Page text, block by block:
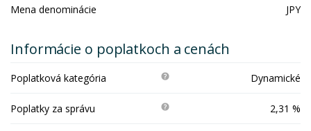
Mena denominácie JPY
Informácie o poplatkoch a cenách
Poplatková kategória Dynamické
Poplatky za správu 2,31 %